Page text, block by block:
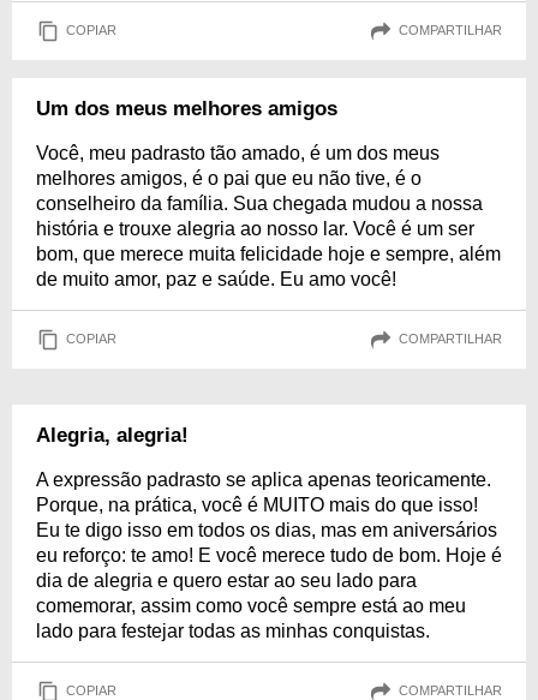
COPIAR COMPARTILHAR
Um dos meus melhores amigos
Você, meu padrasto tão amado, é um dos meus
melhores amigos, é o pai que eu não tive, é o
conselheiro da família. Sua chegada mudou a nossa
história e trouxe alegria ao nosso lar. Você é um ser
bom, que merece muita felicidade hoje e sempre, além
de muito amor, paz e saúde. Eu amo você!
COPIAR COMPARTILHAR
Alegria, alegria!
A expressão padrasto se aplica apenas teoricamente.
Porque, na prática, você é MUITO mais do que isso!
Eu te digo isso em todos os dias, mas em aniversários
eu reforço: te amo! E você merece tudo de bom. Hoje é
dia de alegria e quero estar ao seu lado para
comemorar, assim como você sempre está ao meu
lado para festejar todas as minhas conquistas.
COPIAR COMPARTILHAR